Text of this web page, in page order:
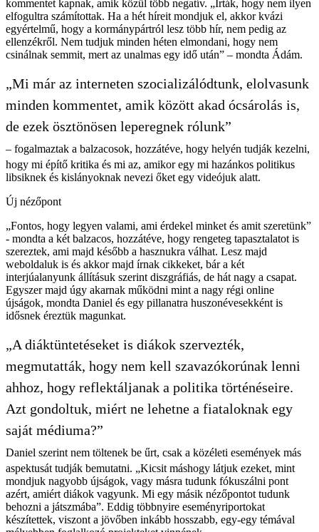
kommentet kapnak, amik közül több negatív. „Írták, hogy nem ilyen
elfogultra számítottak. Ha a hét híreit mondjuk el, akkor kvázi
egyértelmű, hogy a kormánypártról lesz több hír, nem pedig az
ellenzékről. Nem tudjuk minden héten elmondani, hogy nem
csinálnak semmit, mert az unalmas egy idő után” – mondta Ádám.
„Mi már az interneten szocializálódtunk, elolvasunk
minden kommentet, amik között akad ócsárolás is,
de ezek ösztönösen leperegnek rólunk”
– fogalmaztak a balzacosok, hozzátéve, hogy helyén tudják kezelni,
hogy mi építő kritika és mi az, amikor egy mi hazánkos politikus
libsiknek és kislányoknak nevezi őket egy videójuk alatt.
Új nézőpont
„Fontos, hogy legyen valami, ami érdekel minket és amit szeretünk”
- mondta a két balzacos, hozzátéve, hogy rengeteg tapasztalatot is
szereztek, ami majd később a hasznukra válhat. Lesz majd
weboldaluk is és akkor majd írnak cikkeket, bár a két
interjúalanyunk állításuk szerint diszgráfiás, de hát nagy a csapat.
Egyszer majd úgy akarnak működni mint a nagy régi online
újságok, mondta Daniel és egy pillanatra huszonévesekként is
idősnek éreztük magunkat.
„A diáktüntetéseket is diákok szervezték,
megmutatták, hogy nem kell szavazókorúnak lenni
ahhoz, hogy reflektáljanak a politika történéseire.
Azt gondoltuk, miért ne lehetne a fiataloknak egy
saját médiuma?”
Daniel szerint nem töltenek be űrt, csak a közéleti események más
aspektusát tudják bemutatni. „Kicsit máshogy látjuk ezeket, mint
mondjuk nagyobb újságok, vagy másra tudunk fókuszálni pont
azért, amiért diákok vagyunk. Mi egy másik nézőpontot tudunk
behozni a játszmába”. Eddig többnyire eseményriportokat
készítettek, viszont a jövőben inkább hosszabb, egy-egy témával